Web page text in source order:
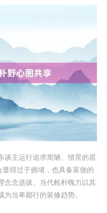
谈主运行追求简陋、情景的居
得过于拥堵，也具备富饶的
念念选拔。当代检朴魄力以其
当卑鄙行的装修趋势。